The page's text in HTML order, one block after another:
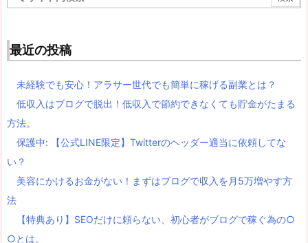
最近の投稿
未経験でも安心！アラサー世代でも簡単に稼げる副業とは？
低収入はブログで脱出！低収入で節約できなくても貯金がたまる
方法。
保護中: 【公式LINE限定】Twitterのヘッダー適当に依頼してな
い？
美容にかけるお金がない！まずはブログで収入を月5万増やす方
法
【特典あり】SEOだけに頼らない、初心者がブログで稼ぐ為の○
○とは。